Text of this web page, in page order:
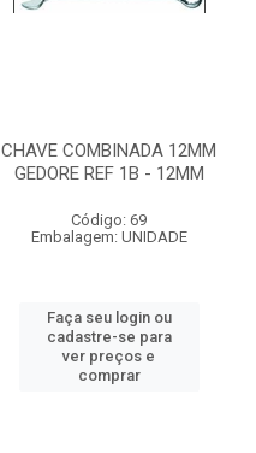
CHAVE COMBINADA 12MM
GEDORE REF 1B - 12MM
Código: 69
Embalagem: UNIDADE
Faça seu login ou
cadastre-se para
ver preços e
comprar